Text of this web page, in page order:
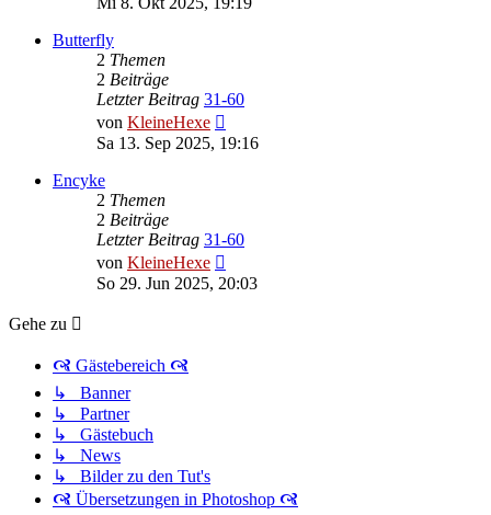
Butterfly
2 Themen
2 Beiträge
Letzter Beitrag 31-60
von KleineHexe
Beitrag
Sa 13. Sep 2025, 19:16
Encyke
2 Themen
2 Beiträge
Letzter Beitrag 31-60
von KleineHexe
Beitrag
So 29. Jun 2025, 20:03
Gehe zu
🙧 Gästebereich 🙧
↳ Banner
↳ Partner
↳ Gästebuch
↳ News
↳ Bilder zu den Tut's
🙧 Übersetzungen in Photoshop 🙧